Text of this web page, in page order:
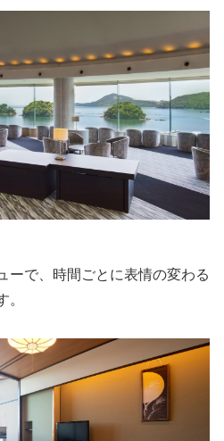
ーで、時間ごとに表情の変わる
。